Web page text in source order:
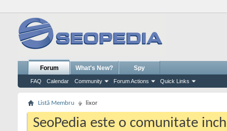
Forum
FAQ Calendar Community Forum Actions Quick Links
What's New? Spy
Listă Membru lixor
SeoPedia este o comunitate